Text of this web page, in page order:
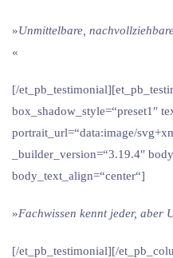
»Unmittelbare,
«
[/
box_shadow_style=“preset1″
portrait_url=“data:image/
_builder_version=“3.19.4″
body_text_align=“center“]
»Fachwissen kennt jeder, aber
[/et_pb_testimonial][/